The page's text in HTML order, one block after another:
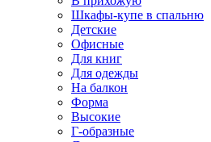
Шкафы-купе в спальню
Детские
Офисные
Для книг
Для одежды
На балкон
Форма
Высокие
Г-образные